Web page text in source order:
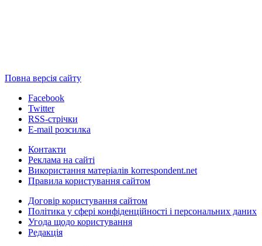
Повна версія сайту
Facebook
Twitter
RSS-стрічки
E-mail розсилка
Контакти
Реклама на сайті
Використання матеріалів korrespondent.net
Правила користування сайтом
Договір користування сайтом
Політика у сфері конфіденційності і персональних даних
Угода щодо користування
Редакція